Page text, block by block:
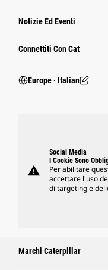
Notizie Ed Eventi
Connettiti Con Cat
Europe ‧ Italian
warning
Social Media
I Cookie Sono
Per abilitare
accettare l'uso
di targeting e
Marchi Caterpillar